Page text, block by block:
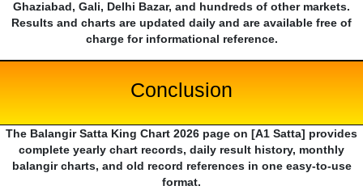
Ghaziabad, Gali, Delhi Bazar, and hundreds of other markets.
Results and charts are updated daily and are available free of
charge for informational reference.
Conclusion
The Balangir Satta King Chart 2026 page on [A1 Satta] provides
complete yearly chart records, daily result history, monthly
balangir charts, and old record references in one easy-to-use
format.